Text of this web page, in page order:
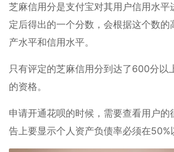
芝麻信用分是支付宝对其用户信用水平
定后得出的一个分数，会根据这个数的
产水平和信用水平。
只有评定的芝麻信用分到达了600分以
的资格。
申请开通花呗的时候，需要查看用户的
告上要显示个人资产负债率必须在50%